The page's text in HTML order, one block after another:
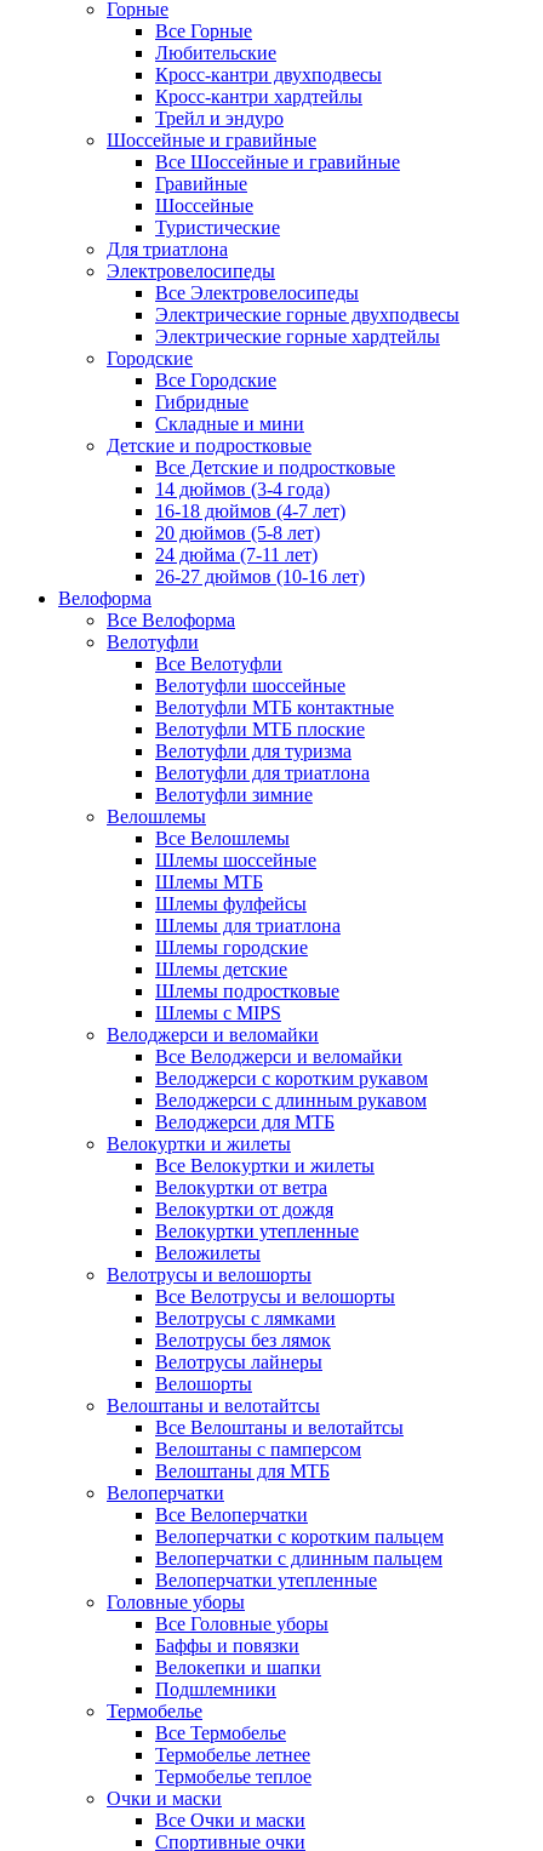
Горные
Все Горные
Любительские
Кросс-кантри двухподвесы
Кросс-кантри хардтейлы
Трейл и эндуро
Шоссейные и гравийные
Все Шоссейные и гравийные
Гравийные
Шоссейные
Туристические
Для триатлона
Электровелосипеды
Все Электровелосипеды
Электрические горные двухподвесы
Электрические горные хардтейлы
Городские
Все Городские
Гибридные
Складные и мини
Детские и подростковые
Все Детские и подростковые
14 дюймов (3-4 года)
16-18 дюймов (4-7 лет)
20 дюймов (5-8 лет)
24 дюйма (7-11 лет)
26-27 дюймов (10-16 лет)
Велоформа
Все Велоформа
Велотуфли
Все Велотуфли
Велотуфли шоссейные
Велотуфли МТБ контактные
Велотуфли МТБ плоские
Велотуфли для туризма
Велотуфли для триатлона
Велотуфли зимние
Велошлемы
Все Велошлемы
Шлемы шоссейные
Шлемы МТБ
Шлемы фулфейсы
Шлемы для триатлона
Шлемы городские
Шлемы детские
Шлемы подростковые
Шлемы с MIPS
Велоджерси и веломайки
Все Велоджерси и веломайки
Велоджерси с коротким рукавом
Велоджерси с длинным рукавом
Велоджерси для МТБ
Велокуртки и жилеты
Все Велокуртки и жилеты
Велокуртки от ветра
Велокуртки от дождя
Велокуртки утепленные
Веложилеты
Велотрусы и велошорты
Все Велотрусы и велошорты
Велотрусы с лямками
Велотрусы без лямок
Велотрусы лайнеры
Велошорты
Велоштаны и велотайтсы
Все Велоштаны и велотайтсы
Велоштаны с памперсом
Велоштаны для МТБ
Велоперчатки
Все Велоперчатки
Велоперчатки с коротким пальцем
Велоперчатки с длинным пальцем
Велоперчатки утепленные
Головные уборы
Все Головные уборы
Баффы и повязки
Велокепки и шапки
Подшлемники
Термобелье
Все Термобелье
Термобелье летнее
Термобелье теплое
Очки и маски
Все Очки и маски
Спортивные очки